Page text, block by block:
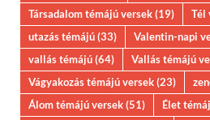
Társadalom témájú versek(19) Tél
utazás témájú(33) Valentin-napi
vallás témájú(64) Vallás témájú
Vágyakozás témájú versek(23)
Álom témájú versek(51) Élet